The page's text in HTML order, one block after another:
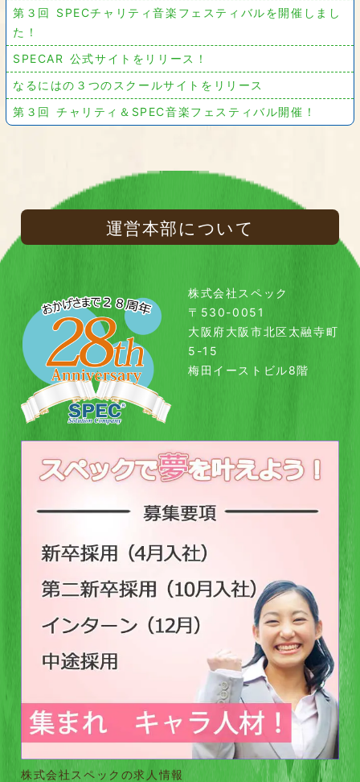
第３回 SPECチャリティ音楽フェスティバルを開催しまし
た！
SPECAR 公式サイトをリリース！
なるにはの３つのスクールサイトをリリース
第３回 チャリティ＆SPEC音楽フェスティバル開催！
運営本部について
株式会社スペック
〒530-0051
大阪府大阪市北区太融寺町
5-15
梅田イーストビル8階
株式会社スペックの求人情報